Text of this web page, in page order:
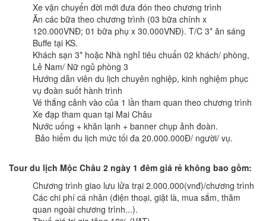
Xe vận chuyển đời mới đưa đón theo chương trình
Ăn các bữa theo chương trình (03 bữa chính x
120.000VNĐ; 01 bữa phụ x 30.000VNĐ). T/C 3* ăn sáng
Buffe tại KS.
Khách sạn 3* hoặc Nhà nghỉ tiêu chuẩn 02 khách/ phòng,
Lẻ Nam/ Nữ ngủ phòng 3
Hướng dẫn viên du lịch chuyên nghiệp, kinh nghiệm phục
vụ đoàn suốt hành trình
Vé thắng cảnh vào của 1 lần tham quan theo chương trình
Xe đạp tham quan tại Mai Châu
Nước uống + khăn lạnh + banner chụp ảnh đoàn.
Bảo hiểm du lịch mức tối đa 20.000.000Đ/ người/ vụ.
Tour du lịch Mộc Châu 2 ngày 1 đêm giá rẻ không bao gồm:
Chương trình giao lưu lửa trại 2.000.000(vnđ)/chương trình
Các chi phí cá nhân (điện thoại, giặt là, mua sắm, thăm
quan ngoài chương trình...).